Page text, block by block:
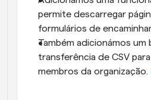
permite descarregar
formulários de
Também adicionámos um
transferência de CSV
membros da organização.